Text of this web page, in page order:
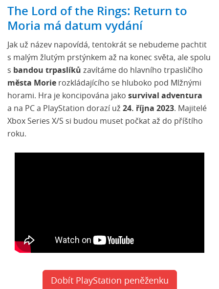
The Lord of the Rings: Return to
Moria má datum vydání
Jak už název napovídá, tentokrát se nebudeme pachtit
s malým žlutým prstýnkem až na konec světa, ale spolu
s bandou trpaslíků zavítáme do hlavního trpasličího
města Morie rozkládajícího se hluboko pod Mlžnými
horami. Hra je koncipována jako survival adventura
a na PC a PlayStation dorazí už 24. října 2023. Majitelé
Xbox Series X/S si budou muset počkat až do příštího
roku.
Dobít PlayStation peněženku